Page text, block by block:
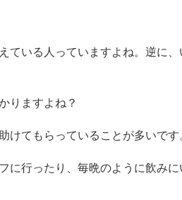
ている人っていますよね。逆に
りますよね？
てもらっていることが多いです
に行ったり、毎晩のように飲み